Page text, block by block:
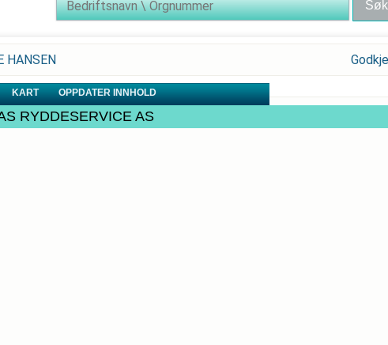
HANSEN
KART OPPDATER INNHOLD
RYDDESERVICE AS